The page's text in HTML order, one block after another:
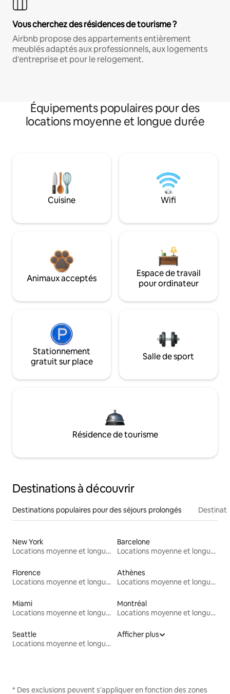
Vous cherchez des résidences de tourisme ?
Airbnb propose des appartements entièrement
meublés adaptés aux professionnels, aux logements
d'entreprise et pour le relogement.
Équipements populaires pour des
locations moyenne et longue durée
Cuisine Wifi
Animaux acceptés
Espace de travail
pour ordinateur
Stationnement
gratuit sur place
Salle de sport
Résidence de tourisme
Destinations à découvrir
Destinations populaires pour des séjours prolongés
New York
Locations moyenne et longue durée
Barcelone
Locations moyenne et longue durée
Florence
Locations moyenne et longue durée
Athènes
Locations moyenne et longue durée
Miami
Locations moyenne et longue durée
Montréal
Locations moyenne et longue durée
Seattle
Locations moyenne et longue durée
Afficher plus
* Des exclusions peuvent s'appliquer en fonction des zones